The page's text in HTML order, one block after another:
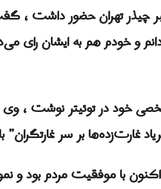
چیذر تهران حضور داشت ،
و خودم هم به ایشان رای
خود در توئیتر نوشت ، وی با
غارت‌زده‌ها بر سر غارتگران”
با موفقیت مردم بود و